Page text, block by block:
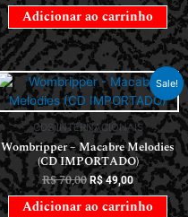
Adicionar ao carrinho
Sale!
CDS INTERNACIONAIS
Wombripper – Macabre Melodies
(CD IMPORTADO)
R$70,00 R$49,00
Adicionar ao carrinho